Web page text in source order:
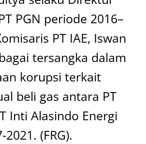
PGN periode 2016–
PT IAE, Iswan
tersangka dalam
korupsi terkait
beli gas antara PT
Inti Alasindo Energi
(FRG).